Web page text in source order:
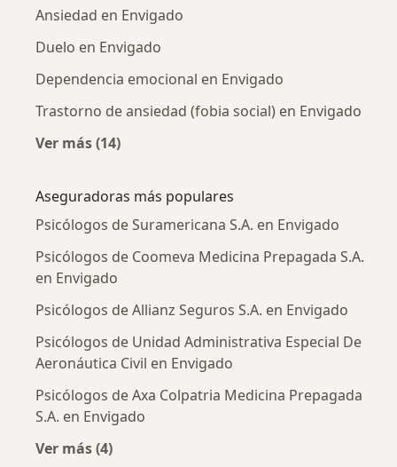
Ansiedad en Envigado
Duelo en Envigado
Dependencia emocional en Envigado
Trastorno de ansiedad (fobia social) en Envigado
Ver más (14)
Aseguradoras más populares
Psicólogos de Suramericana S.A. en Envigado
Psicólogos de Coomeva Medicina Prepagada S.A.
en Envigado
Psicólogos de Allianz Seguros S.A. en Envigado
Psicólogos de Unidad Administrativa Especial De
Aeronáutica Civil en Envigado
Psicólogos de Axa Colpatria Medicina Prepagada
S.A. en Envigado
Ver más (4)